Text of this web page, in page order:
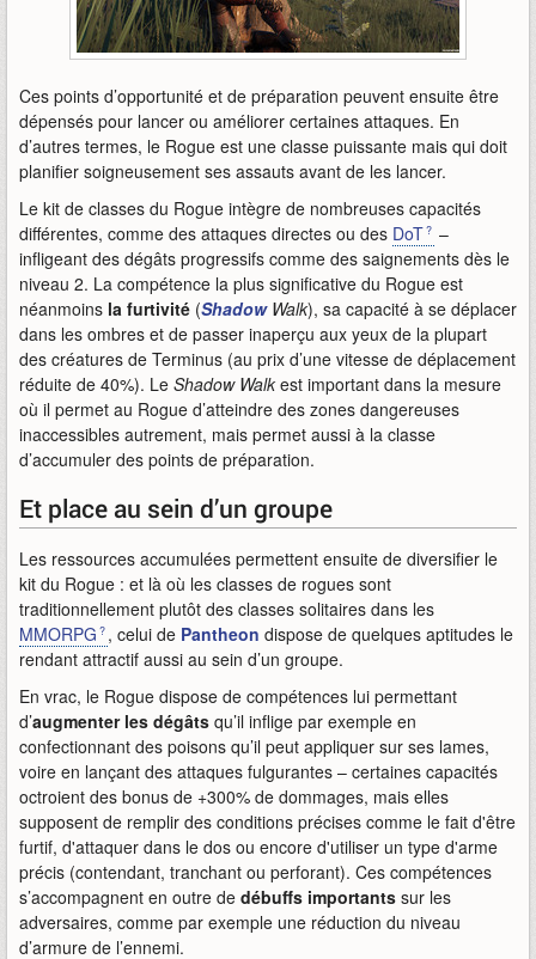
Ces points d’opportunité et de préparation peuvent ensuite être
dépensés pour lancer ou améliorer certaines attaques. En
d’autres termes, le Rogue est une classe puissante mais qui doit
planifier soigneusement ses assauts avant de les lancer.
Le kit de classes du Rogue intègre de nombreuses capacités
différentes, comme des attaques directes ou des DoT
–
infligeant des dégâts progressifs comme des saignements dès le
niveau 2. La compétence la plus significative du Rogue est
néanmoins la furtivité (ShadowWalk), sa capacité à se déplacer
dans les ombres et de passer inaperçu aux yeux de la plupart
des créatures de Terminus (au prix d’une vitesse de déplacement
réduite de 40%). Le Shadow Walk est important dans la mesure
où il permet au Rogue d’atteindre des zones dangereuses
inaccessibles autrement, mais permet aussi à la classe
d’accumuler des points de préparation.
Et place au sein d’un groupe
Les ressources accumulées permettent ensuite de diversifier le
kit du Rogue : et là où les classes de rogues sont
traditionnellement plutôt des classes solitaires dans les
MMORPG , celui de Pantheon dispose de quelques aptitudes le
rendant attractif aussi au sein d’un groupe.
En vrac, le Rogue dispose de compétences lui permettant
d’augmenter les dégâts qu’il inflige par exemple en
confectionnant des poisons qu’il peut appliquer sur ses lames,
voire en lançant des attaques fulgurantes – certaines capacités
octroient des bonus de +300% de dommages, mais elles
supposent de remplir des conditions précises comme le fait d'être
furtif, d'attaquer dans le dos ou encore d'utiliser un type d'arme
précis (contendant, tranchant ou perforant). Ces compétences
s’accompagnent en outre de débuffs importants sur les
adversaires, comme par exemple une réduction du niveau
d’armure de l’ennemi.